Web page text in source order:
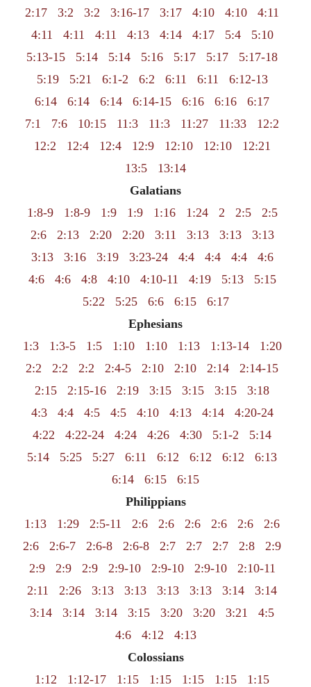
2:17
3:2 3:2 3:16-17 3:17 4:10 4:10
4:11
4:11
4:11 4:11 4:13 4:14 4:17 5:4
5:10
5:13-15
5:14 5:14 5:16 5:17 5:17
5:17-18
5:19
5:21 6:1-2 6:2 6:11 6:11
6:12-13
6:14
6:14 6:14 6:14-15 6:16 6:16
6:17
7:1
7:6 10:15 11:3 11:3 11:27 11:33
12:2
12:2
12:4 12:4 12:9 12:10 12:10
12:21
13:5
13:14
Galatians
1:8-9
1:8-9 1:9 1:9 1:16 1:24 2 2:5
2:5
2:6
2:13 2:20 2:20 3:11 3:13 3:13
3:13
3:13
3:16 3:19 3:23-24 4:4 4:4 4:4
4:6
4:6
4:6 4:8 4:10 4:10-11 4:19 5:13
5:15
5:22
5:25 6:6 6:15
6:17
Ephesians
1:3
1:3-5 1:5 1:10 1:10 1:13 1:13-14
1:20
2:2
2:2 2:2 2:4-5 2:10 2:10 2:14
2:14-15
2:15
2:15-16 2:19 3:15 3:15 3:15
3:18
4:3
4:4 4:5 4:5 4:10 4:13 4:14
4:20-24
4:22
4:22-24 4:24 4:26 4:30 5:1-2
5:14
5:14
5:25 5:27 6:11 6:12 6:12 6:12
6:13
6:14
6:15
6:15
Philippians
1:13
1:29 2:5-11 2:6 2:6 2:6 2:6 2:6
2:6
2:6
2:6-7 2:6-8 2:6-8 2:7 2:7 2:7 2:8
2:9
2:9
2:9 2:9 2:9-10 2:9-10 2:9-10
2:10-11
2:11
2:26 3:13 3:13 3:13 3:13 3:14
3:14
3:14
3:14 3:14 3:15 3:20 3:20 3:21
4:5
4:6
4:12
4:13
Colossians
1:12
1:12-17 1:15 1:15 1:15 1:15
1:15